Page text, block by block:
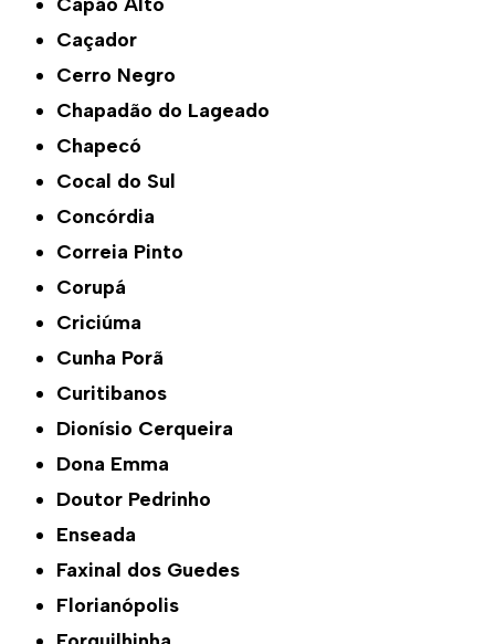
Capão Alto
Caçador
Cerro Negro
Chapadão do Lageado
Chapecó
Cocal do Sul
Concórdia
Correia Pinto
Corupá
Criciúma
Cunha Porã
Curitibanos
Dionísio Cerqueira
Dona Emma
Doutor Pedrinho
Enseada
Faxinal dos Guedes
Florianópolis